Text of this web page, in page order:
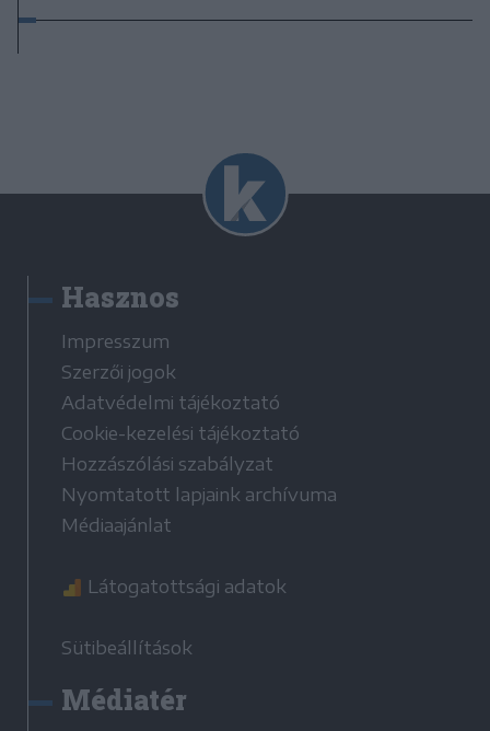
Hasznos
Impresszum
Szerzői jogok
Adatvédelmi tájékoztató
Cookie-kezelési tájékoztató
Hozzászólási szabályzat
Nyomtatott lapjaink archívuma
Médiaajánlat
Látogatottsági adatok
Sütibeállítások
Médiatér